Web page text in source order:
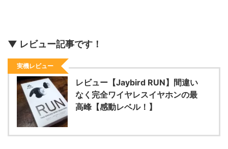
▼ レビュー記事です！
実機レビュー
レビュー【Jaybird RUN】間違い
なく完全ワイヤレスイヤホンの最
高峰【感動レベル！】